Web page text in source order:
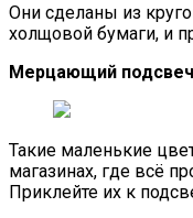
Они сделаны из
холщовой бумаги, и
Мерцающий
Такие маленькие
магазинах, где всё
Приклейте их к